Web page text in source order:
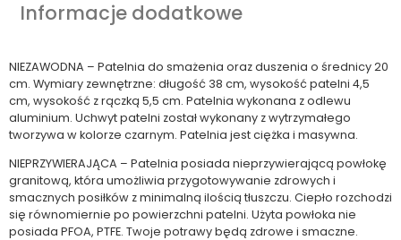
Informacje dodatkowe
NIEZAWODNA – Patelnia do smażenia oraz duszenia o średnicy 20
cm. Wymiary zewnętrzne: długość 38 cm, wysokość patelni 4,5
cm, wysokość z rączką 5,5 cm. Patelnia wykonana z odlewu
aluminium. Uchwyt patelni został wykonany z wytrzymałego
tworzywa w kolorze czarnym. Patelnia jest ciężka i masywna.
NIEPRZYWIERAJĄCA – Patelnia posiada nieprzywierającą powłokę
granitową, która umożliwia przygotowywanie zdrowych i
smacznych posiłków z minimalną ilością tłuszczu. Ciepło rozchodzi
się równomiernie po powierzchni patelni. Użyta powłoka nie
posiada PFOA, PTFE. Twoje potrawy będą zdrowe i smaczne.